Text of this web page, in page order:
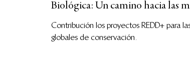
Biológica: Un camino hacia las
conservación
Contribución los proyectos REDD+ para
globales de conservación.